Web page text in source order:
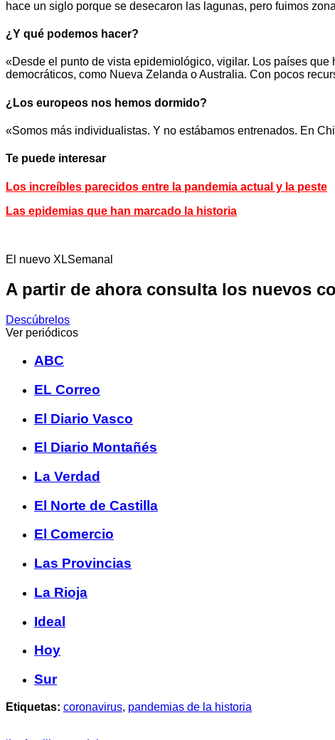
hace un siglo porque se desecaron las lagunas, pero fuimos
¿Y qué podemos hacer?
«Desde el punto de vista epidemiológico, vigilar. Los países
democráticos, como Nueva Zelanda o Australia. Con pocos
¿Los europeos nos hemos dormido?
«Somos más individualistas. Y no estábamos entrenados. En
Te puede interesar
Los increíbles parecidos entre la pandemia actual y la peste
Las epidemias que han marcado la historia
El nuevo XLSemanal
A partir de ahora consulta los nuevos
Descúbrelos
Ver periódicos
ABC
EL Correo
El Diario Vasco
El Diario Montañés
La Verdad
El Norte de Castilla
El Comercio
Las Provincias
La Rioja
Ideal
Hoy
Sur
Etiquetas: coronavirus, pandemias de la historia